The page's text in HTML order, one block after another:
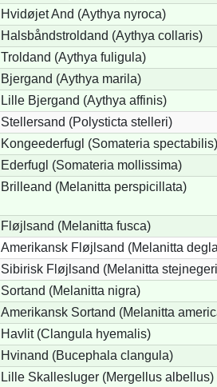
Hvidøjet And (Aythya nyroca)
Halsbåndstroldand (Aythya collaris)
Troldand (Aythya fuligula)
Bjergand (Aythya marila)
Lille Bjergand (Aythya affinis)
Stellersand (Polysticta stelleri)
Kongeederfugl (Somateria spectabilis)
Ederfugl (Somateria mollissima)
Brilleand (Melanitta perspicillata)
Fløjlsand (Melanitta fusca)
Amerikansk Fløjlsand (Melanitta
Sibirisk Fløjlsand (Melanitta
Sortand (Melanitta nigra)
Amerikansk Sortand (Melanitta
Havlit (Clangula hyemalis)
Hvinand (Bucephala clangula)
Lille Skallesluger (Mergellus albellus)